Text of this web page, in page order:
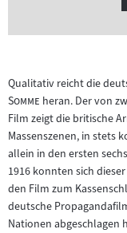
Qualitativ reicht die
Somme "heran. Der von
Film zeigt die britische
Massenszenen, in stets
allein in den ersten
1916 konnten sich
den Film zum
deutsche
Nationen abgeschlagen